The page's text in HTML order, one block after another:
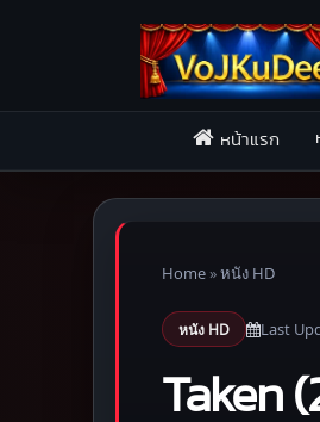
หน้าแรก
Home»หนัง HD
หนัง HD Last
Taken